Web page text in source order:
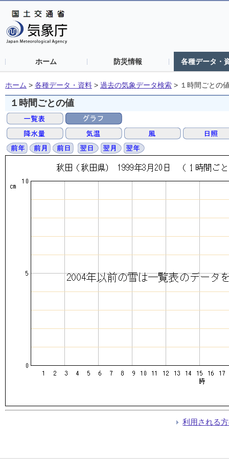
ホーム 防災情報 各種データ・
ホーム > 各種データ・資料 > 過去の気象データ検索 > １時間ごとの
１時間ごとの値
利用される